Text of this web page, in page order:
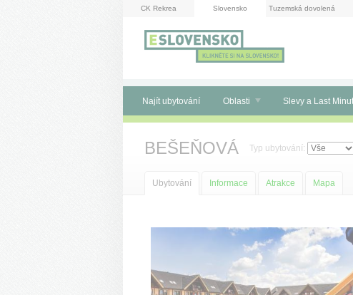
CK Rekrea Slovensko Tuzemská dovolená
Najít ubytování Oblasti Slevy a Last
BEŠEŇOVÁ Typ ubytování:
Ubytování Informace Atrakce Mapa